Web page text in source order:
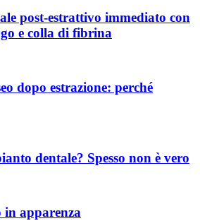
post-estrattivo immediato con
e colla di fibrina
dopo estrazione: perché
dentale? Spesso non è vero
in apparenza